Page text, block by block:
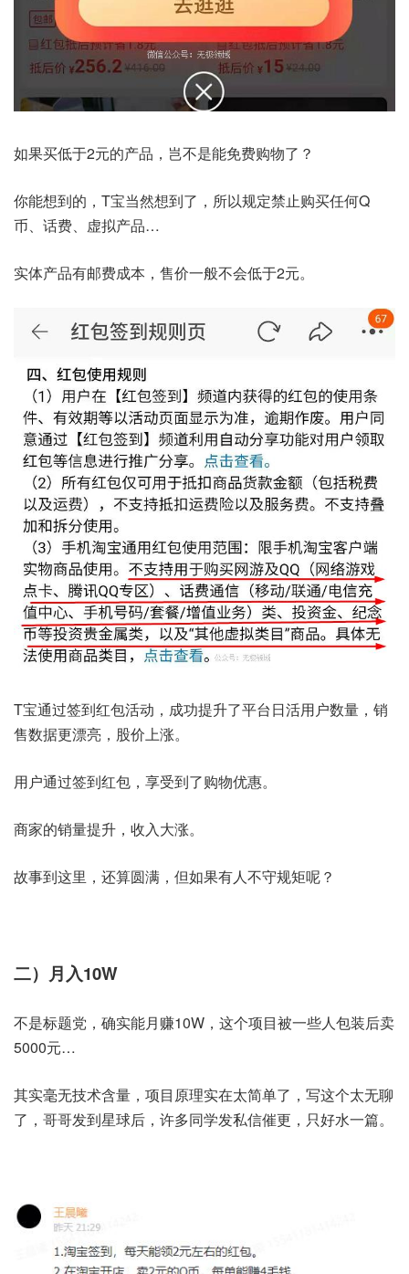
如果买低于2元的产品，岂不是能免费购物了？
你能想到的，T宝当然想到了，所以规定禁止购买任何Q
币、话费、虚拟产品…
实体产品有邮费成本，售价一般不会低于2元。
T宝通过签到红包活动，成功提升了平台日活用户数量，销
售数据更漂亮，股价上涨。
用户通过签到红包，享受到了购物优惠。
商家的销量提升，收入大涨。
故事到这里，还算圆满，但如果有人不守规矩呢？
二）月入10W
不是标题党，确实能月赚10W，这个项目被一些人包装后卖
5000元…
其实毫无技术含量，项目原理实在太简单了，写这个太无聊
了，哥哥发到星球后，许多同学发私信催更，只好水一篇。